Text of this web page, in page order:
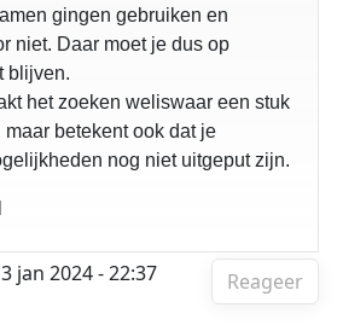
gingen gebruiken en
niet. Daar moet je dus op
blijven.
het zoeken weliswaar een stuk
maar betekent ook dat je
nog niet uitgeput zijn.
Reageer
jan 2024 - 22:37